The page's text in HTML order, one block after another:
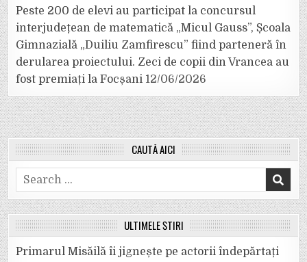
Peste 200 de elevi au participat la concursul
interjudețean de matematică „Micul Gauss”, Școala
Gimnazială „Duiliu Zamfirescu” fiind parteneră în
derularea proiectului. Zeci de copii din Vrancea au
fost premiați la Focșani 12/06/2026
CAUTĂ AICI
Search
for:
ULTIMELE ȘTIRI
Primarul Misăilă îi jignește pe actorii îndepărtați